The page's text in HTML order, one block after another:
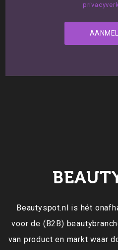
Beautyspot.nl is hét
voor de (B2B)
van product en markt waar